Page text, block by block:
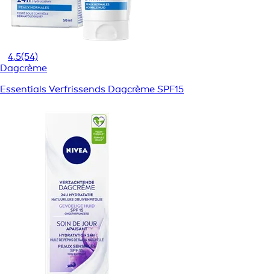
4,5(54)
Dagcrème
Essentials Verfrissends Dagcrème SPF15